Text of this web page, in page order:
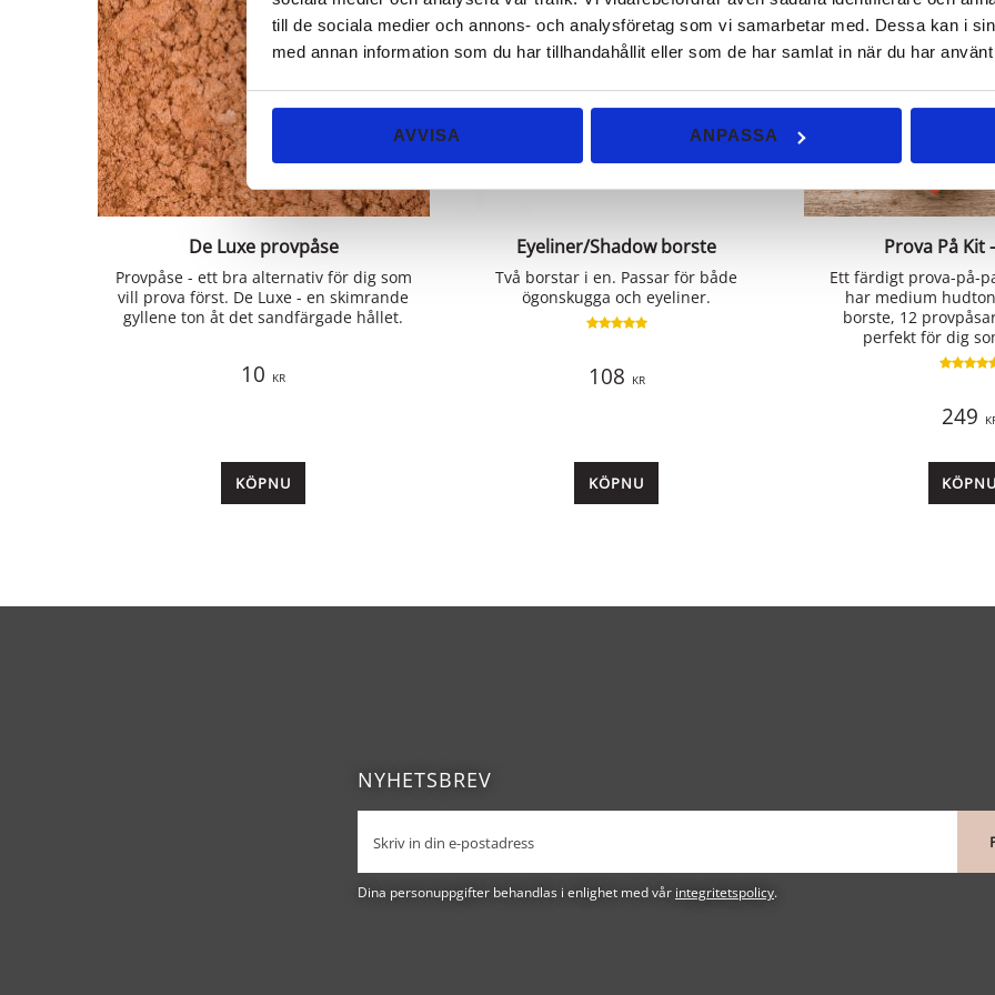
till de sociala medier och annons- och analysföretag som vi samarbetar med. Dessa kan i
med annan information som du har tillhandahållit eller som de har samlat in när du har
AVVISA ANPASSA
De Luxe provpåse
Provpåse - ett bra alternativ för dig som
vill prova först. De Luxe - en skimrande
gyllene ton åt det sandfärgade hållet.
10 KR
KÖP
Eyeliner/Shadow borste
Två borstar i en. Passar för både
ögonskugga och eyeliner.
108 KR
KÖP
Prova På Kit
Ett färdigt prova-på-
har medium
borste, 12
perfekt för dig
249
KÖP
NYHETSBREV
Dina personuppgifter behandlas i enlighet med vår integritetspolicy.